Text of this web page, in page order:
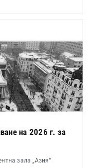
на 2026 г. за
зала „Азия“